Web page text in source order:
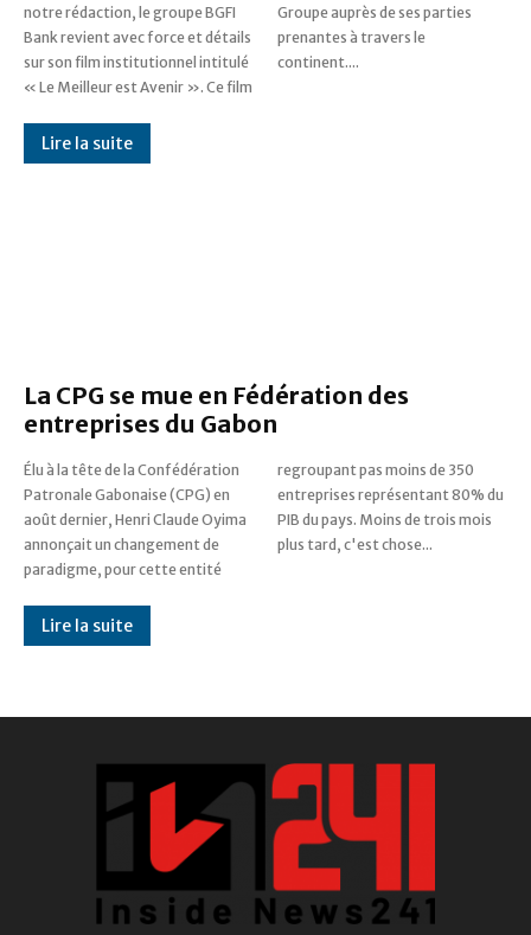
notre rédaction, le groupe BGFI
Bank revient avec force et détails
sur son film institutionnel intitulé
« Le Meilleur est Avenir ». Ce film
Groupe auprès de ses parties
prenantes à travers le
continent....
Lire la suite
La CPG se mue en Fédération des
entreprises du Gabon
Élu à la tête de la Confédération
Patronale Gabonaise (CPG) en
août dernier, Henri Claude Oyima
annonçait un changement de
paradigme, pour cette entité
regroupant pas moins de 350
entreprises représentant 80% du
PIB du pays. Moins de trois mois
plus tard, c'est chose...
Lire la suite